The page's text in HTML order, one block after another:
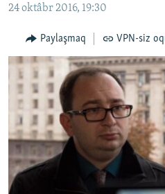
qaytmaq
qaytmaq
CEMİYET
MEDENİYET
İNSAN AQLARI
VİDEO
SÜRET
BLOGLAR
FİKİR
24 oktâbr 2016, 19:30
Paylaşmaq VPN-siz